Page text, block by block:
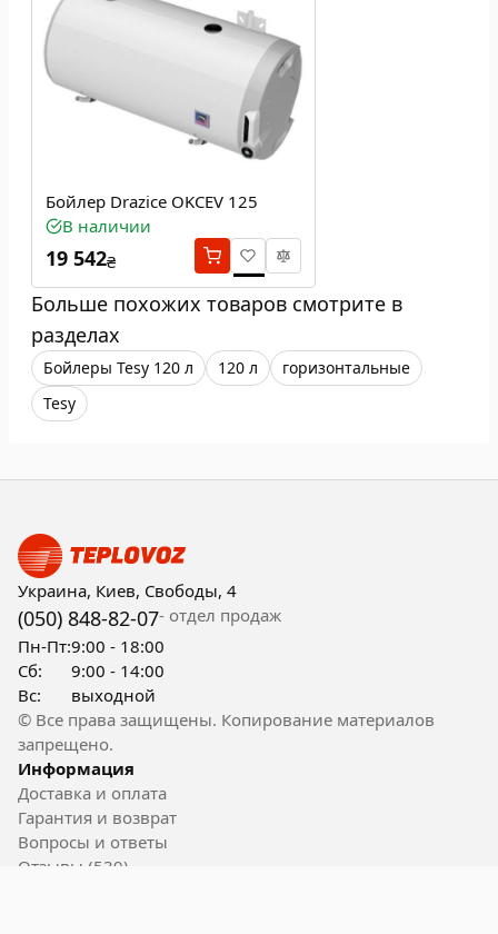
Бойлер Drazice OKCEV 125
В наличии
19 542₴
Больше похожих товаров смотрите в
разделах
Бойлеры Tesy 120 л 120 л
горизонтальные
Tesy
Украина, Киев, Свободы, 4
(050) 848-82-07- отдел продаж
Пн-Пт:9:00 - 18:00
Сб:
9:00 - 14:00
Вс:
выходной
© Все права защищены. Копирование материалов
запрещено.
Информация
Доставка и оплата
Гарантия и возврат
Вопросы и ответы
Отзывы (539)